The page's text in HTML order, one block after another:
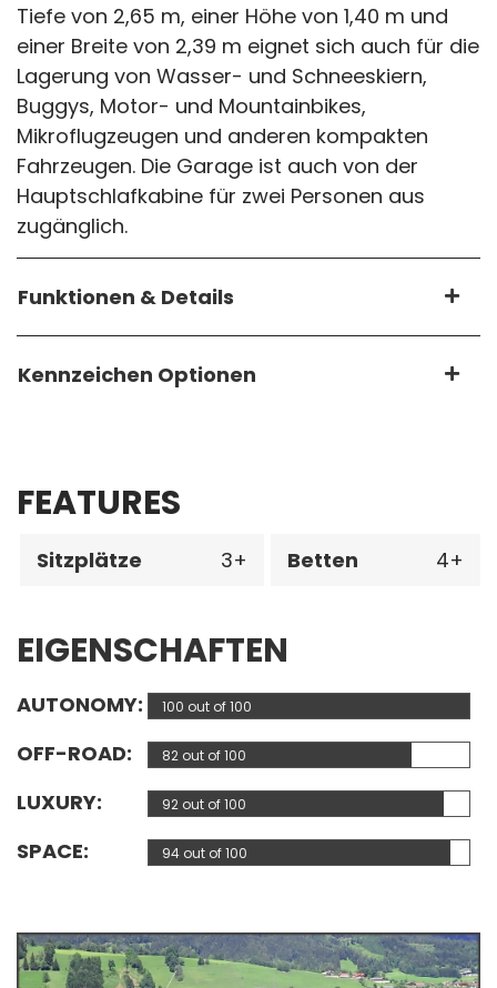
Tiefe von 2,65 m, einer Höhe von 1,40 m und
einer Breite von 2,39 m eignet sich auch für die
Lagerung von Wasser- und Schneeskiern,
Buggys, Motor- und Mountainbikes,
Mikroflugzeugen und anderen kompakten
Fahrzeugen. Die Garage ist auch von der
Hauptschlafkabine für zwei Personen aus
zugänglich.
Funktionen & Details
Kennzeichen Optionen
FEATURES
Sitzplätze 3 Betten 4
EIGENSCHAFTEN
AUTONOMY 100 out of 100
OFF-ROAD 82 out of 100
LUXURY 92 out of 100
SPACE 94 out of 100